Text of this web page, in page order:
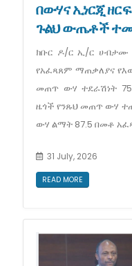
በውሃና ኢነርጂ
ጉልህ ውጤቶች
ክቡር ዶ/ር ኢ/ር ሀብታሙ
የአፈጻጸም ማጠቃለያና
መጠጥ ውሃ ተደራሽነት
ዜጎች የንጹህ መጠጥ ውሃ
ውሃ ልማት 87.5 በመቶ
31 July, 2026
READ MORE